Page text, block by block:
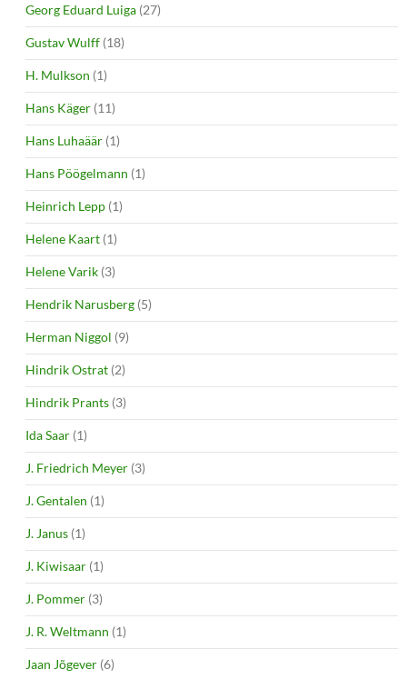
Georg Eduard Luiga (27)
Gustav Wulff (18)
H. Mulkson (1)
Hans Käger (11)
Hans Luhaäär (1)
Hans Pöögelmann (1)
Heinrich Lepp (1)
Helene Kaart (1)
Helene Varik (3)
Hendrik Narusberg (5)
Herman Niggol (9)
Hindrik Ostrat (2)
Hindrik Prants (3)
Ida Saar (1)
J. Friedrich Meyer (3)
J. Gentalen (1)
J. Janus (1)
J. Kiwisaar (1)
J. Pommer (3)
J. R. Weltmann (1)
Jaan Jõgever (6)